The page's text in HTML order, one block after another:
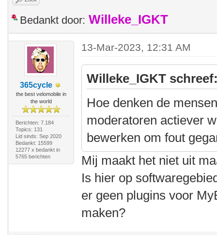
Bedankt door: Willeke_IGKT
365cycle
the best velomobile in
the world
Berichten: 7.184
Topics: 131
Lid sinds: Sep 2020
Bedankt: 15599
12277 x bedankt in
5765 berichten
13-Mar-2023, 12:31 AM
Willeke_IGKT
Hoe denken de
moderatoren actiever
bewerken om fout
Mij maakt het niet uit
Is hier op
er geen plugins voor
maken?